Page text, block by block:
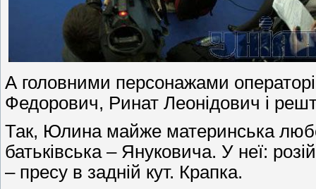
А головними персонажами
Федорович, Ринат Леонідович і
Так, Юлина майже материнська
батьківська – Януковича. У неї:
– пресу в задній кут. Крапка.